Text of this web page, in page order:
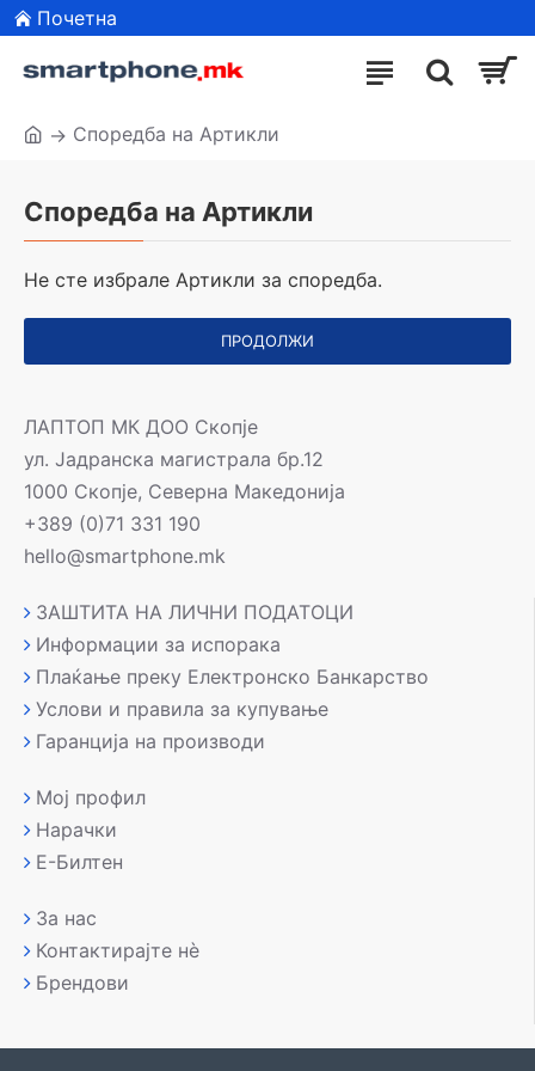
Почетна
Споредба на Артикли
Споредба на Артикли
Не сте избрале Артикли за споредба.
ПРОДОЛЖИ
ЛАПТОП МК ДОО Скопје
ул. Јадранска магистрала бр.12
1000 Скопје, Северна Македонија
+389 (0)71 331 190
hello@smartphone.mk
ЗАШТИТА НА ЛИЧНИ ПОДАТОЦИ
Информации за испорака
Плаќање преку Електронско Банкарство
Услови и правила за купување
Гаранција на производи
Мој профил
Нарачки
Е-Билтен
За нас
Контактирајте нè
Брендови